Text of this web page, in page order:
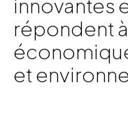
innovantes
répondent
et